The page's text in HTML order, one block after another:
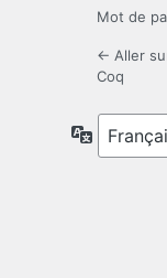
Mot de
← Aller
Coq
Langue